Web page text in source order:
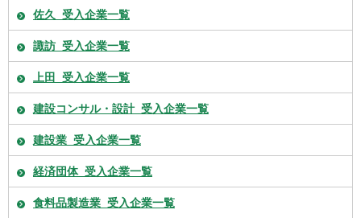
佐久_受入企業一覧
諏訪_受入企業一覧
上田_受入企業一覧
建設コンサル・設計_受入企業一覧
建設業_受入企業一覧
経済団体_受入企業一覧
食料品製造業_受入企業一覧